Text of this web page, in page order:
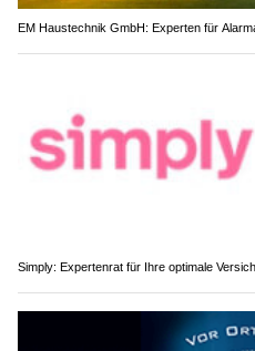
EM Haustechnik GmbH: Experten für
Simply: Expertenrat für Ihre optimale